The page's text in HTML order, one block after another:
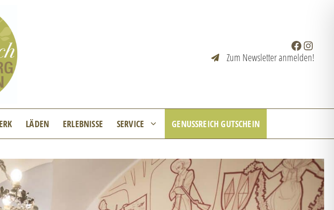
Facebook
Zum Newsletter anmelden!
LÄDEN ERLEBNISSE SERVICE GENUSSREICH GUTSCHEIN